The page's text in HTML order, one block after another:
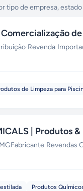
tipo de empresa,
·Revenda·
de Limpeza para
| Produtos
MGFabricante·Revendas
Produtos